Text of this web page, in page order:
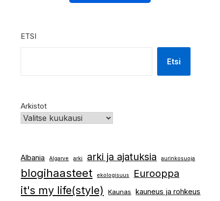
ETSI
Etsi
Arkistot
Albania Algarve arki arki ja ajatuksia aurinkosuoja
blogihaasteet ekologisuus Eurooppa
it's my life(style) Kaunas kauneus ja rohkeus